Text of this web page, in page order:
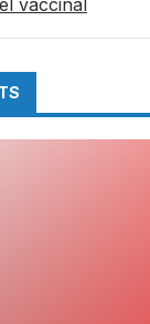
vaccinal